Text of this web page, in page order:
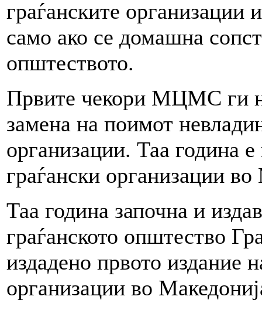
граѓанските организации
само ако се домашна
општеството.
Првите чекори МЦМС ги
замена на поимот
организации. Таа година
граѓански организации
Таа година започна и
граѓанското општество
издадено првото издание
организации во